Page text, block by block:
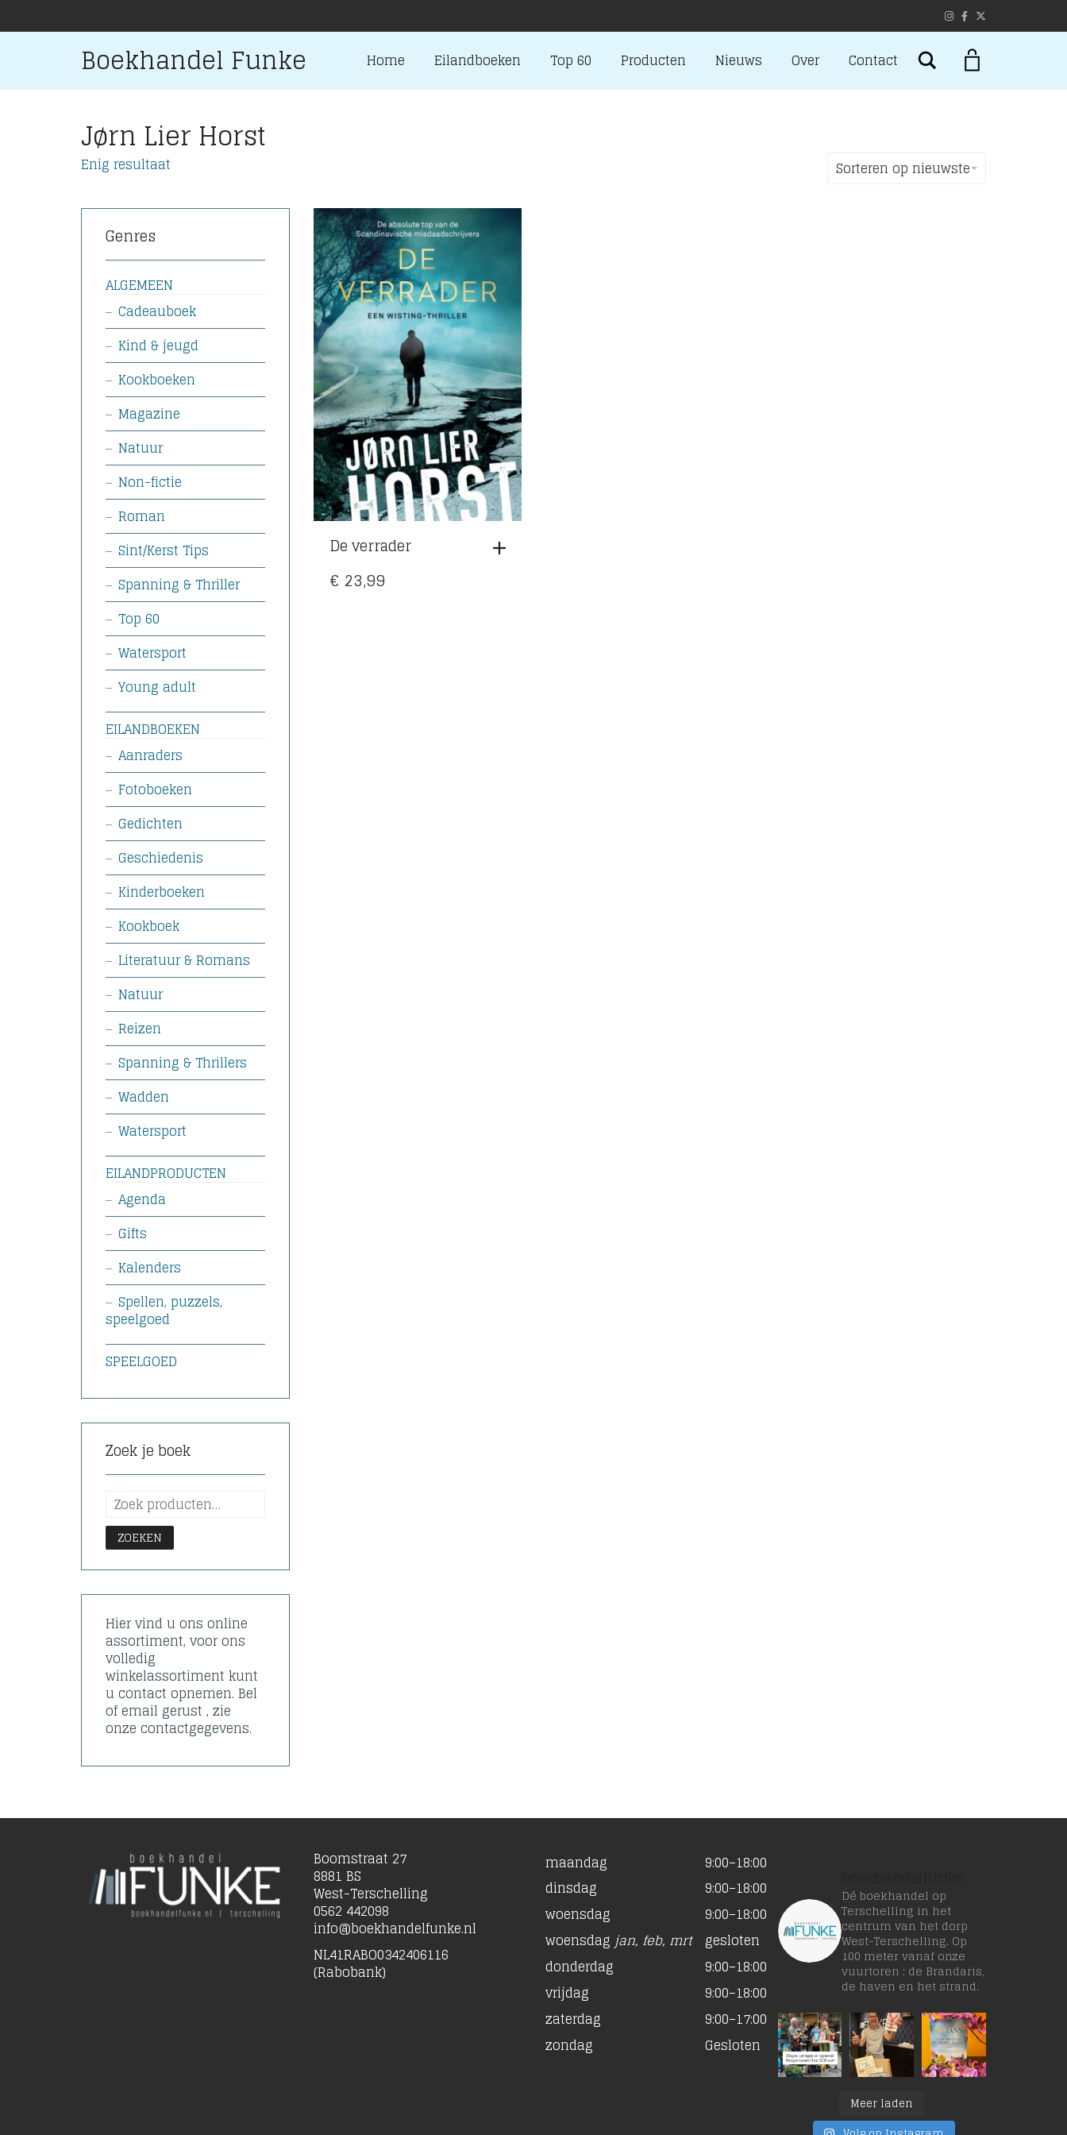
Boekhandel Funke Home Eilandboeken Top 60 Producten Nieuws Over Contact Search
Jørn Lier Horst
Enig resultaat Sorteren op nieuwste
De verrader
€ 23,99
Genres
ALGEMEEN
Cadeauboek
Kind & jeugd
Kookboeken
Magazine
Natuur
Non-fictie
Roman
Sint/Kerst Tips
Spanning & Thriller
Top 60
Watersport
Young adult
EILANDBOEKEN
Aanraders
Fotoboeken
Gedichten
Geschiedenis
Kinderboeken
Kookboek
Literatuur & Romans
Natuur
Reizen
Spanning & Thrillers
Wadden
Watersport
EILANDPRODUCTEN
Agenda
Gifts
Kalenders
Spellen, puzzels,
speelgoed
SPEELGOED
Zoek je boek
ZOEKEN
Hier vind u ons online
assortiment, voor ons
volledig
winkelassortiment kunt
u contact opnemen. Bel
of email gerust , zie
onze contactgegevens.
Boomstraat 27
8881 BS
West-Terschelling
0562 442098
info@boekhandelfunke.nl
NL41RABO0342406116
(Rabobank)
maandag
9:00–18:00
dinsdag
9:00–18:00
woensdag
9:00–18:00
woensdag jan, feb, mrt
gesloten
donderdag
9:00–18:00
vrijdag
9:00–18:00
zaterdag
9:00–17:00
zondag
Gesloten
Dé boekhandel op
Terschelling in het
centrum van het dorp
West-Terschelling. Op
100 meter vanaf onze
vuurtoren ; de Brandaris,
de haven en het strand.
Meer laden